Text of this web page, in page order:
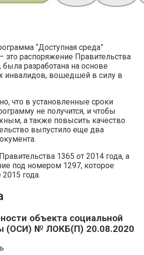
“Доступная среда”
это распоряжение Правительства
была разработана на основе
инвалидов, вошедшей в силу в
что в установленные сроки
не получится, и чтобы
а также повысить качество
выпустило еще два
1365 от 2014 года, а
под номером 1297, которое
года.
объекта социальной
(ОСИ) № ЛОКБ(П) 20.08.2020